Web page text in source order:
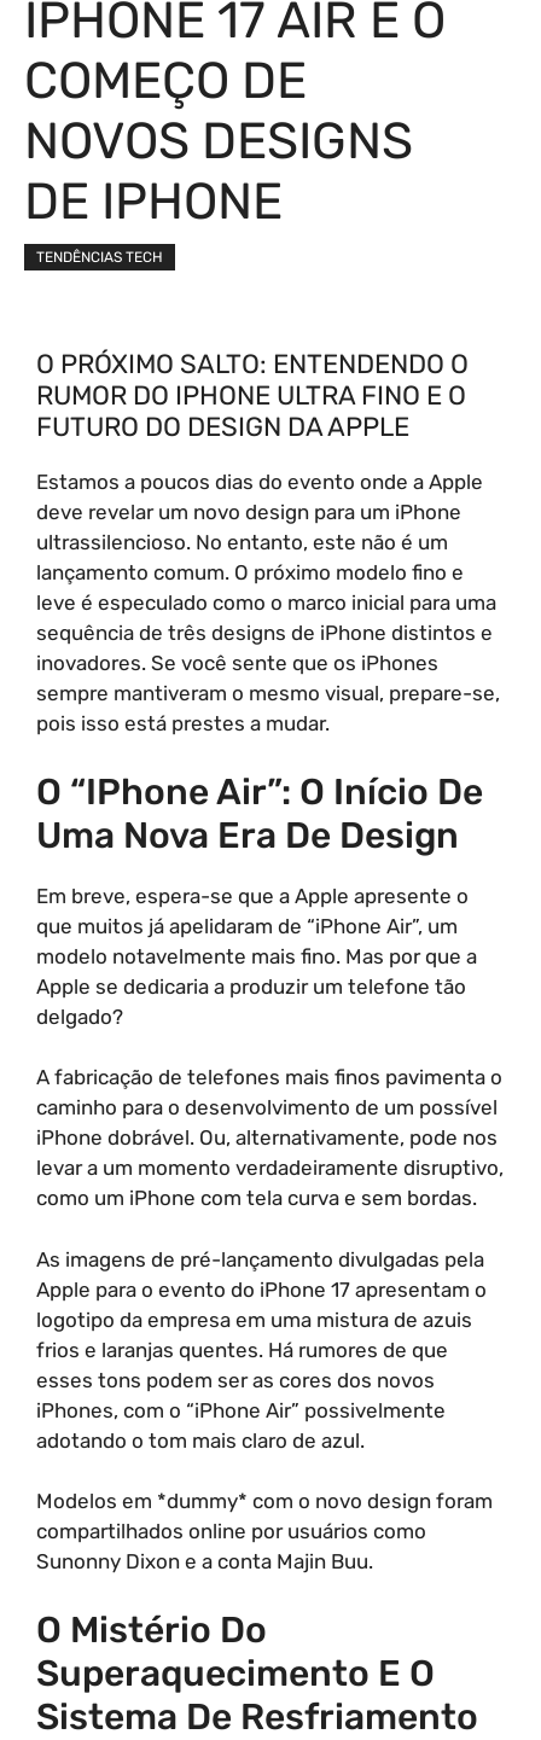
IPHONE 17 AIR É O
COMEÇO DE
NOVOS DESIGNS
DE IPHONE
TENDÊNCIAS TECH
O PRÓXIMO SALTO: ENTENDENDO O
RUMOR DO IPHONE ULTRA FINO E O
FUTURO DO DESIGN DA APPLE
Estamos a poucos dias do evento onde a Apple
deve revelar um novo design para um iPhone
ultrassilencioso. No entanto, este não é um
lançamento comum. O próximo modelo fino e
leve é especulado como o marco inicial para uma
sequência de três designs de iPhone distintos e
inovadores. Se você sente que os iPhones
sempre mantiveram o mesmo visual, prepare-se,
pois isso está prestes a mudar.
O “iPhone Air”: O Início De
Uma Nova Era De Design
Em breve, espera-se que a Apple apresente o
que muitos já apelidaram de “iPhone Air”, um
modelo notavelmente mais fino. Mas por que a
Apple se dedicaria a produzir um telefone tão
delgado?
A fabricação de telefones mais finos pavimenta o
caminho para o desenvolvimento de um possível
iPhone dobrável. Ou, alternativamente, pode nos
levar a um momento verdadeiramente disruptivo,
como um iPhone com tela curva e sem bordas.
As imagens de pré-lançamento divulgadas pela
Apple para o evento do iPhone 17 apresentam o
logotipo da empresa em uma mistura de azuis
frios e laranjas quentes. Há rumores de que
esses tons podem ser as cores dos novos
iPhones, com o “iPhone Air” possivelmente
adotando o tom mais claro de azul.
Modelos em *dummy* com o novo design foram
compartilhados online por usuários como
Sunonny Dixon e a conta Majin Buu.
O Mistério Do
Superaquecimento E O
Sistema De Resfriamento